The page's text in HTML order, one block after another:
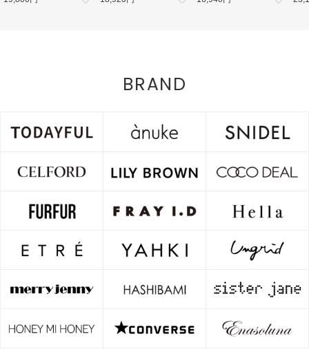
【LWFJ264100】ジャケット
【LWNO264110】フレアワンピ
【LWGB264343】ハンド・ショ
BRAND